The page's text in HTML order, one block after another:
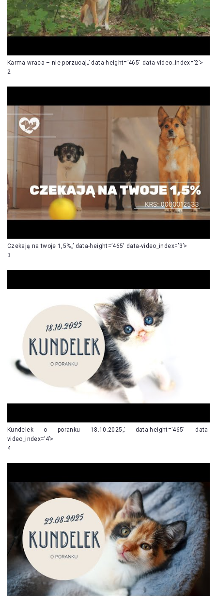
Karma wraca – nie porzucaj„’ data-height=’465′ data-video_index=’2’>
2
Czekają na twoje 1,5%„’ data-height=’465′ data-video_index=’3’>
3
Kundelek o poranku 18.10.2025„’ data-height=’465′ data-
video_index=’4’>
4